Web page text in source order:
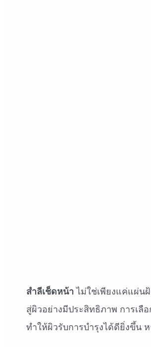
สำลีเช็ดหน้า ไม่ใช่เพียงแค่แผ่น
สู่ผิวอย่างมีประสิทธิภาพ การเลื
ทำให้ผิวรับการบำรุงได้ดียิ่งขึ้น